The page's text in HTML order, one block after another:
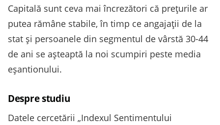
Capitală sunt ceva mai încrezători că prețurile ar
putea rămâne stabile, în timp ce angajații de la
stat și persoanele din segmentul de vârstă 30-44
de ani se așteaptă la noi scumpiri peste media
eșantionului.
Despre studiu
Datele cercetării „Indexul Sentimentului